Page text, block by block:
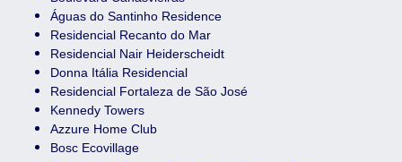
Águas do Santinho Residence
Residencial Recanto do Mar
Residencial Nair Heiderscheidt
Donna Itália Residencial
Residencial Fortaleza de São José
Kennedy Towers
Azzure Home Club
Bosc Ecovillage